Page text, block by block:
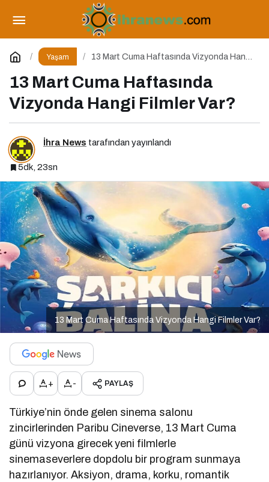
Yaşam
13 Mart Cuma Haftasında Vizyonda Hangi
13 Mart Cuma Haftasında
Vizyonda Hangi Filmler Var?
İhra News tarafından yayınlandı
5dk, 23sn
13 Mart Cuma Haftasında Vizyonda Hangi Filmler Var?
+ - PAYLAŞ
Türkiye’nin önde gelen sinema salonu
zincirlerinden Paribu Cineverse, 13 Mart Cuma
günü vizyona girecek yeni filmlerle
sinemaseverlere dopdolu bir program sunmaya
hazırlanıyor. Aksiyon, drama, korku, romantik
Çocuklarda Kas-Kemik Gelişimi ve Beslenme
Yorum Yap